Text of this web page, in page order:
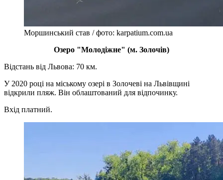
Моршинський став / фото: karpatium.com.ua
Озеро "Молодіжне" (м. Золочів)
Відстань від Львова: 70 км.
У 2020 році на міському озері в Золочеві на Львівщині
відкрили пляж. Він облаштований для відпочинку.
Вхід платний.